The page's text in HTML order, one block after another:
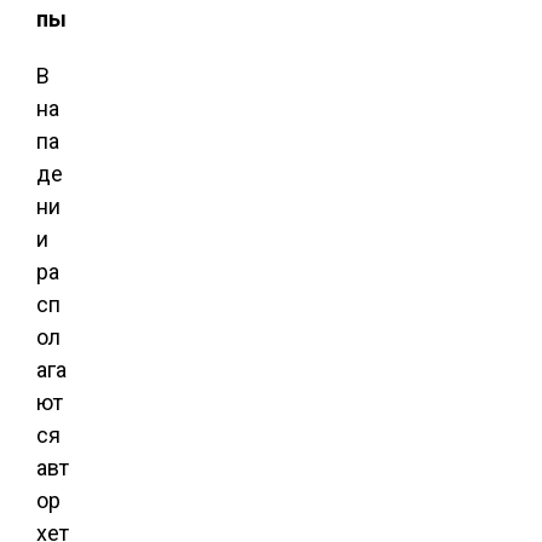
пы
В
на
па
де
ни
и
ра
сп
ол
ага
ют
ся
авт
ор
хет